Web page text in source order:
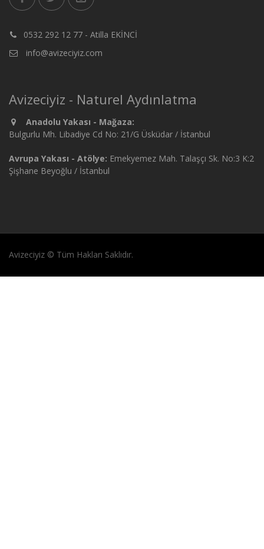
0532 292 12 77 - Atilla EKİNCİ
info@avizeciyiz.com
Avizeciyiz - Naturel Aydınlatma
Anadolu Yakası - Mağaza:
Bulgurlu Mh. Libadiye Cd No: 21/G Üsküdar / İstanbul
Avrupa Yakası - Atölye: Emekyemez Mah. Talaşçı Sk. No:3 K:2
Şişhane Beyoğlu / İstanbul
Avizeciyiz © Tüm Hakları Saklıdır.